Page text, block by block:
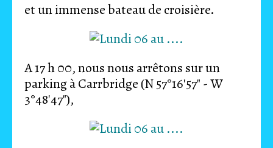
et un immense bateau de croisière.
A 17 h 00, nous nous arrêtons sur un
parking à Carrbridge (N 57°16'57" - W
3°48'47"),